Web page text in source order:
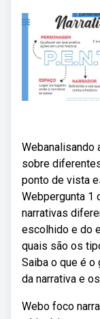
Webanalisando
sobre
ponto de vista
Webpergunta 1
narrativas
escolhido e do
quais são os
Saiba o que é o
da narrativa e
Webo foco